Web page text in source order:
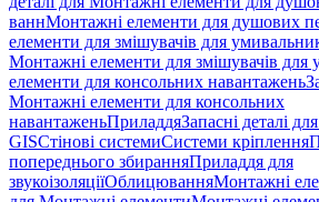
ваннМонтажні елементи для душових
елементи для змішувачів для
Монтажні елементи для змішувачів для
елементи для консольних навантажень
Монтажні елементи для консольних
навантаженьПриладдяЗапасні деталі
GISСтінові системиСистеми кріплення
попереднього збиранняПриладдя для
звукоізоляціїОблицюванняМонтажні